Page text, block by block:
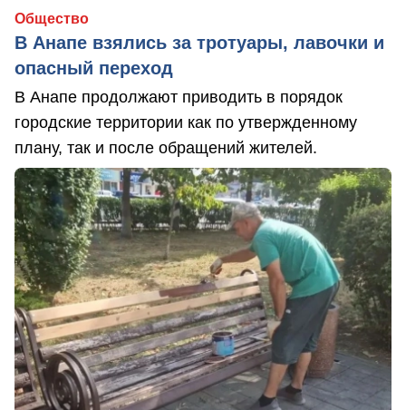
Общество
В Анапе взялись за тротуары, лавочки и
опасный переход
В Анапе продолжают приводить в порядок
городские территории как по утвержденному
плану, так и после обращений жителей.